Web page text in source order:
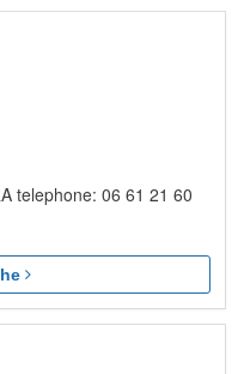
telephone: 06 61 21 60